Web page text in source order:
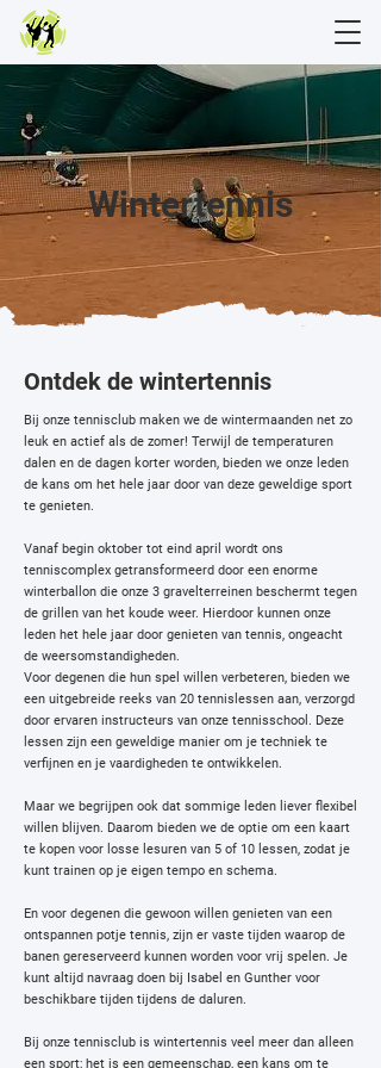
Wintertennis
Ontdek de wintertennis
Bij onze tennisclub maken we de wintermaanden net zo
leuk en actief als de zomer! Terwijl de temperaturen
dalen en de dagen korter worden, bieden we onze leden
de kans om het hele jaar door van deze geweldige sport
te genieten.
Vanaf begin oktober tot eind april wordt ons
tenniscomplex getransformeerd door een enorme
winterballon die onze 3 gravelterreinen beschermt tegen
de grillen van het koude weer. Hierdoor kunnen onze
leden het hele jaar door genieten van tennis, ongeacht
de weersomstandigheden.
Voor degenen die hun spel willen verbeteren, bieden we
een uitgebreide reeks van 20 tennislessen aan, verzorgd
door ervaren instructeurs van onze tennisschool. Deze
lessen zijn een geweldige manier om je techniek te
verfijnen en je vaardigheden te ontwikkelen.
Maar we begrijpen ook dat sommige leden liever flexibel
willen blijven. Daarom bieden we de optie om een kaart
te kopen voor losse lesuren van 5 of 10 lessen, zodat je
kunt trainen op je eigen tempo en schema.
En voor degenen die gewoon willen genieten van een
ontspannen potje tennis, zijn er vaste tijden waarop de
banen gereserveerd kunnen worden voor vrij spelen. Je
kunt altijd navraag doen bij Isabel en Gunther voor
beschikbare tijden tijdens de daluren.
Bij onze tennisclub is wintertennis veel meer dan alleen
een sport; het is een gemeenschap, een kans om te